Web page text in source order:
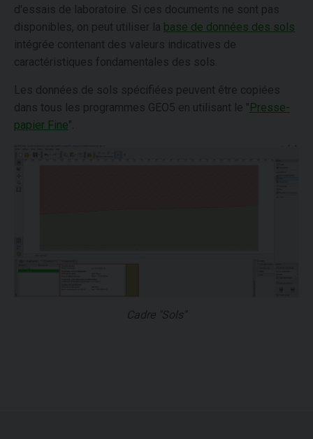
d'essais de laboratoire. Si ces documents ne sont pas
disponibles, on peut utiliser la base de données des sols
intégrée contenant des valeurs indicatives de
caractéristiques fondamentales des sols.
Les données de sols spécifiées peuvent être copiées
dans tous les programmes GEO5 en utilisant le "Presse-
papier Fine".
Cadre "Sols"